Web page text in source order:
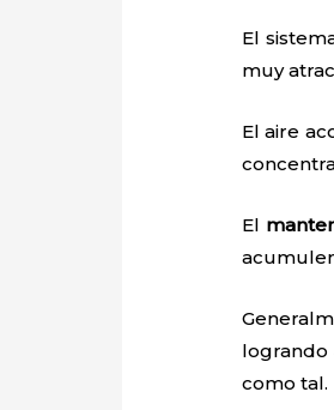
El
muy
El aire
El
logrando
como tal.